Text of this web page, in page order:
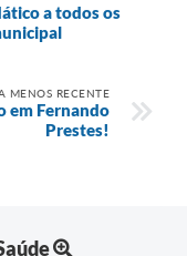
a todos os
MENOS RECENTE
em Fernando
Prestes!